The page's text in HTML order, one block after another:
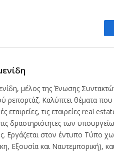
μέλος της Ένωσης
ρεπορτάζ. Καλύπτει θέματα που
εταιρείες, τις εταιρείες real
τις δραστηριότητες των
Εργάζεται στον έντυπο Τύπο
Εξουσία και Ναυτεμπορική),